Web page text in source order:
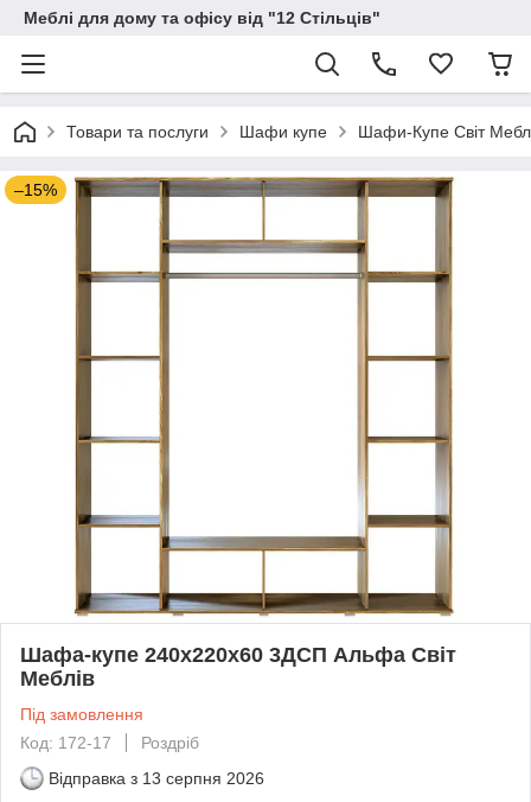
Меблі для дому та офісу від "12 Стільців"
Товари та послуги Шафи купе Шафи-Купе Світ
–15%
Шафа-купе 240х220х60 3ДСП Альфа Світ
Меблів
Під замовлення
Код: 172-17
Роздріб
Відправка з 13 серпня 2026